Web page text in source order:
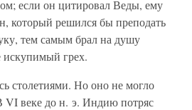
если он цитировал Веды, ему
который решился бы преподать
тем самым брал на душу
грех.
столетиями. Но оно не могло
VI веке до н. э. Индию потряс